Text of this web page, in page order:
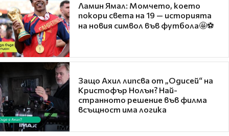
Ламин Ямал: Момчето, което
покори света на 19 — историята
на новия символ във футбола🤩⚽
Защо Ахил липсва от „Одисей“ на
Кристофър Нолън? Най-
странното решение във филма
всъщност има логика